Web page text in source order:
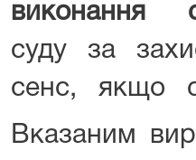
виконання
суду за
сенс, якщо
Вказаним